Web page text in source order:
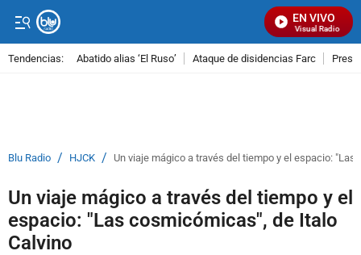
EN VIVO
Señal Visual Radio
Tendencias: Abatido alias ‘El Ruso’ Ataque de disidencias Farc
Blu Radio / HJCK / Un viaje mágico a través del tiempo y el espacio:
Un viaje mágico a través del tiempo y el
espacio: "Las cosmicómicas", de Italo
Calvino